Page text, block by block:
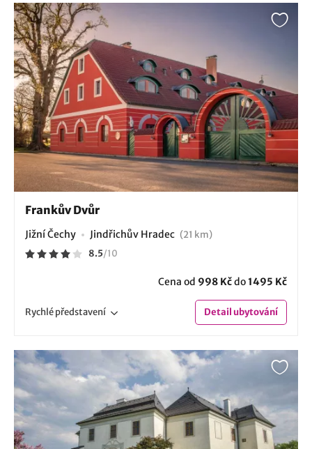
Frankův Dvůr
Jižní Čechy Jindřichův Hradec (21 km)
8.5/10
Cena od 998 Kčdo1495 Kč
Rychlépředstavení Detailubytování